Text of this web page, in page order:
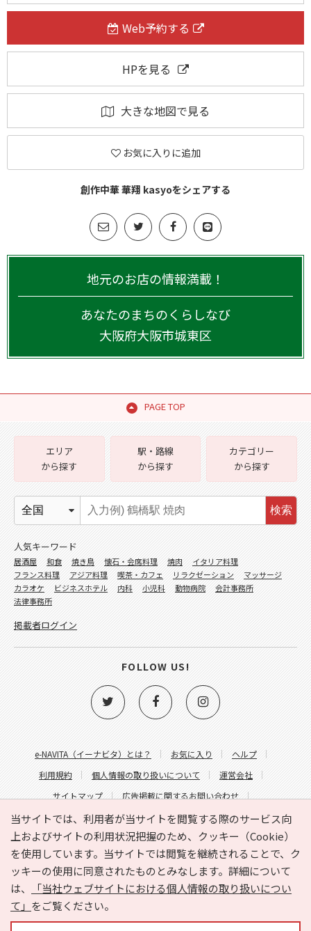
Web予約する
HPを見る
大きな地図で見る
お気に入りに追加
創作中華 華翔 kasyoをシェアする
地元のお店の情報満載！
あなたのまちのくらしなび
大阪府大阪市城東区
PAGE TOP
当サイトでは、利用者が当サイトを閲覧する際のサービス向
上およびサイトの利用状況把握のため、クッキー（Cookie）
を使用しています。当サイトでは閲覧を継続されることで、ク
ッキーの使用に同意されたものとみなします。詳細について
は、
「当社ウェブサイトにおける個人情報の取り扱いについ
て」 をご覧ください。
e-NAVITA（イーナビタ）とは？ お気に入り
ヘルプ
利用規約
個人情報の取り扱いについて
運営会社
サイトマップ
広告掲載に関するお問い合わせ
サイトの内容に関するお問い合わせ
エリア
から探す
駅・路線
から探す
カテゴリー
から探す
検索
人気キーワード
居酒屋 和食 焼き鳥 懐石・会席料理 焼肉
イタリア料理
フランス料理
アジア料理 喫茶・カフェ リラクゼーション
マッサージ
カラオケ
ビジネスホテル 内科 小児科 動物病院
会計事務所
法律事務所
掲載者ログイン
FOLLOW US!
Copyright © HYOJITO.Co.,Ltd. All Rights Reserved.